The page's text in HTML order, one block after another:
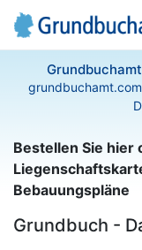
Bestellen Sie hier
Bebauungspläne
Grundbuch -